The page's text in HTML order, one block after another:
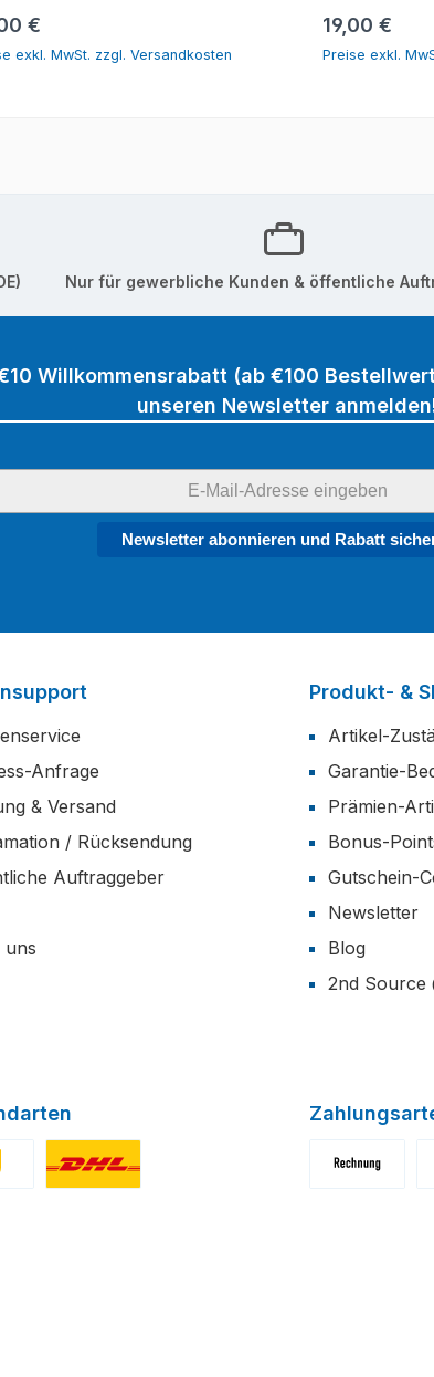
Preis:
€
exkl. MwSt. zzgl. Versandkosten
Regulärer
19,00 €
Preise exkl.
Nur für gewerbliche Kunden & öffentliche
Willkommensrabatt (ab €100
unseren Newsletter
Newsletter abonnieren und Rabatt
Anfrage
& Versand
/ Rücksendung
Auftraggeber
uns
Produkt- &
Artikel-
Garantie-
Prämien-
Bonus-
Gutschein-
Newsletter
Blog
2nd Source